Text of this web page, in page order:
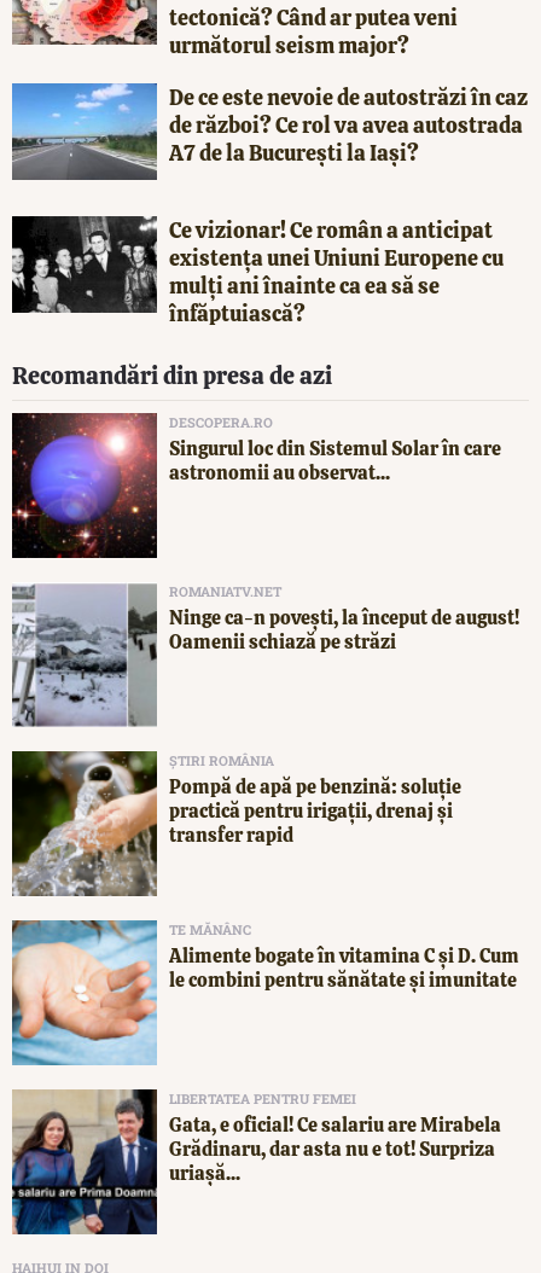
tectonică? Când ar putea veni
următorul seism major?
De ce este nevoie de autostrăzi în caz
de război? Ce rol va avea autostrada
A7 de la București la Iași?
Ce vizionar! Ce român a anticipat
existența unei Uniuni Europene cu
mulți ani înainte ca ea să se
înfăptuiască?
Recomandări din presa de azi
DESCOPERA.RO
Singurul loc din Sistemul Solar în care
astronomii au observat...
ROMANIATV.NET
Ninge ca-n povești, la început de august!
Oamenii schiază pe străzi
ȘTIRI ROMÂNIA
Pompă de apă pe benzină: soluție
practică pentru irigații, drenaj și
transfer rapid
TE MĂNÂNC
Alimente bogate în vitamina C și D. Cum
le combini pentru sănătate și imunitate
LIBERTATEA PENTRU FEMEI
Gata, e oficial! Ce salariu are Mirabela
Grădinaru, dar asta nu e tot! Surpriza
uriașă...
HAIHUI IN DOI